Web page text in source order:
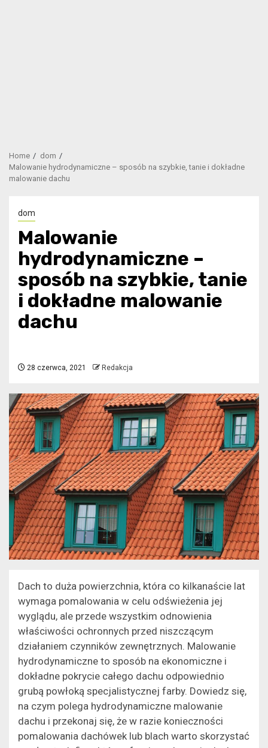
Home
dom
Malowanie hydrodynamiczne – sposób na szybkie, tanie i dokładne
malowanie dachu
dom
Malowanie
hydrodynamiczne –
sposób na szybkie, tanie
i dokładne malowanie
dachu
28 czerwca, 2021 Redakcja
Dach to duża powierzchnia, która co kilkanaście lat
wymaga pomalowania w celu odświeżenia jej
wyglądu, ale przede wszystkim odnowienia
właściwości ochronnych przed niszczącym
działaniem czynników zewnętrznych. Malowanie
hydrodynamiczne to sposób na ekonomiczne i
dokładne pokrycie całego dachu odpowiednio
grubą powłoką specjalistycznej farby. Dowiedz się,
na czym polega hydrodynamiczne malowanie
dachu i przekonaj się, że w razie konieczności
pomalowania dachówek lub blach warto skorzystać